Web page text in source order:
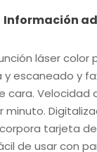
Información
láser color
y escaneado y
cara. Velocidad
minuto.
tarjeta
de usar con